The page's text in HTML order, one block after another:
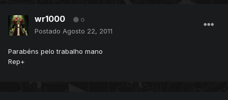
wr1000 0
Postado Agosto 22, 2011
Parabéns pelo trabalho mano
Rep+